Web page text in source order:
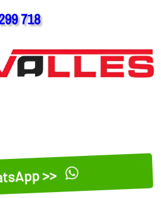
718
>>